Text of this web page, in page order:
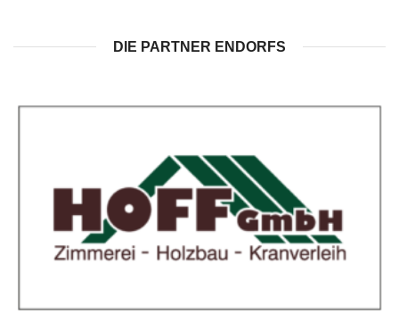
DIE PARTNER ENDORFS